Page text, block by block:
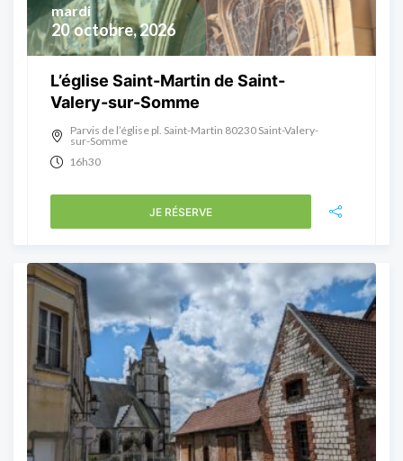
20 octobre, 2026
mardi
L’église Saint-Martin de Saint-
Valery-sur-Somme
Parvis de l’église pl. Saint-Martin 80230 Saint-Valery-
sur-Somme
16h30
JE RÉSERVE